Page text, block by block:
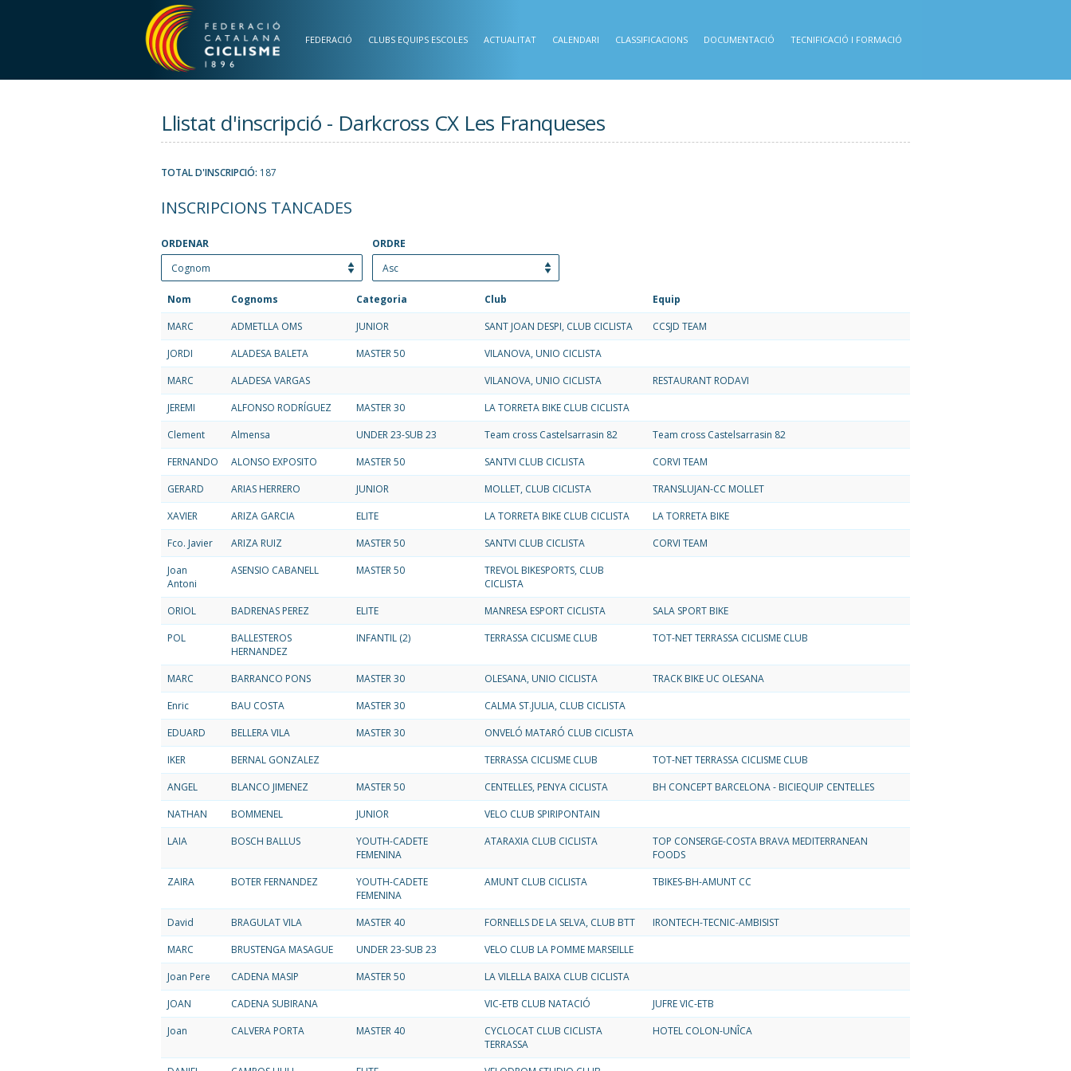
FEDERACIÓ CLUBS EQUIPS ESCOLES ACTUALITAT CALENDARI CLASSIFICACIONS DOCUMENTACIÓ TECNIFICACIÓ I FORMACIÓ
Llistat d'inscripció - Darkcross CX Les Franqueses
TOTAL D'INSCRIPCIÓ: 187
INSCRIPCIONS TANCADES
ORDENAR ORDRE
Nom Cognoms Categoria Club
Equip
MARC
ADMETLLA OMS JUNIOR SANT JOAN DESPI, CLUB CICLISTA
CCSJD TEAM
JORDI
ALADESA BALETA MASTER 50
VILANOVA, UNIO CICLISTA
MARC
ALADESA VARGAS VILANOVA, UNIO CICLISTA
RESTAURANT RODAVI
JEREMI
ALFONSO RODRÍGUEZ MASTER 30
LA TORRETA BIKE CLUB CICLISTA
Clement
Almensa UNDER 23-SUB 23 Team cross Castelsarrasin 82
Team cross Castelsarrasin 82
FERNANDO
ALONSO EXPOSITO MASTER 50 SANTVI CLUB CICLISTA
CORVI TEAM
GERARD
ARIAS HERRERO JUNIOR MOLLET, CLUB CICLISTA
TRANSLUJAN-CC MOLLET
XAVIER
ARIZA GARCIA ELITE LA TORRETA BIKE CLUB CICLISTA
LA TORRETA BIKE
Fco. Javier
ARIZA RUIZ MASTER 50 SANTVI CLUB CICLISTA
CORVI TEAM
Joan
Antoni
ASENSIO CABANELL MASTER 50
TREVOL BIKESPORTS, CLUB
CICLISTA
ORIOL
BADRENAS PEREZ ELITE MANRESA ESPORT CICLISTA
SALA SPORT BIKE
POL
BALLESTEROS
HERNANDEZ
INFANTIL (2) TERRASSA CICLISME CLUB TOT-NET TERRASSA CICLISME CLUB
MARC BARRANCO PONS MASTER 30 OLESANA, UNIO CICLISTA
TRACK BIKE UC OLESANA
Enric
BAU COSTA MASTER 30
CALMA ST.JULIA, CLUB CICLISTA
EDUARD
BELLERA VILA MASTER 30
ONVELÓ MATARÓ CLUB CICLISTA
IKER
BERNAL GONZALEZ TERRASSA CICLISME CLUB
TOT-NET TERRASSA CICLISME CLUB
ANGEL
BLANCO JIMENEZ MASTER 50 CENTELLES, PENYA CICLISTA
BH CONCEPT BARCELONA - BICIEQUIP CENTELLES
NATHAN
BOMMENEL JUNIOR
VELO CLUB SPIRIPONTAIN
LAIA
BOSCH BALLUS
YOUTH-CADETE
FEMENINA
ATARAXIA CLUB CICLISTA
TOP CONSERGE-COSTA BRAVA MEDITERRANEAN
FOODS
ZAIRA
BOTER FERNANDEZ
YOUTH-CADETE
FEMENINA
AMUNT CLUB CICLISTA TBIKES-BH-AMUNT CC
David BRAGULAT VILA MASTER 40 FORNELLS DE LA SELVA, CLUB BTT
IRONTECH-TECNIC-AMBISIST
MARC
BRUSTENGA MASAGUE UNDER 23-SUB 23
VELO CLUB LA POMME MARSEILLE
Joan Pere
CADENA MASIP MASTER 50
LA VILELLA BAIXA CLUB CICLISTA
JOAN
CADENA SUBIRANA VIC-ETB CLUB NATACIÓ
JUFRE VIC-ETB
Joan
CALVERA PORTA MASTER 40
CYCLOCAT CLUB CICLISTA
TERRASSA
HOTEL COLON-UNÎCA